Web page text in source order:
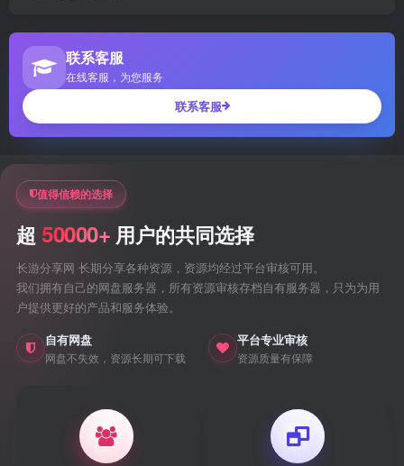
联系客服
在线客服，为您服务
联系客服
值得信赖的选择
超 50000+ 用户的共同选择
长游分享网 长期分享各种资源，资源均经过平台审核可用。
我们拥有自己的网盘服务器，所有资源审核存档自有服务器，只为为用
户提供更好的产品和服务体验。
自有网盘
网盘不失效，资源长期可下载
平台专业审核
资源质量有保障